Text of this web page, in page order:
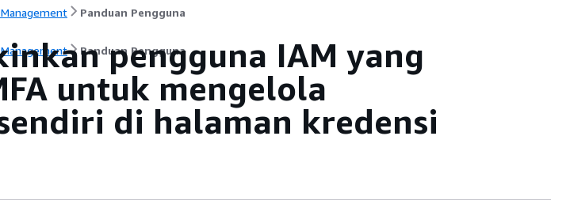
Panduan Pengguna
Panduan Pengguna
pengguna IAM yang
untuk mengelola
di halaman kredensi